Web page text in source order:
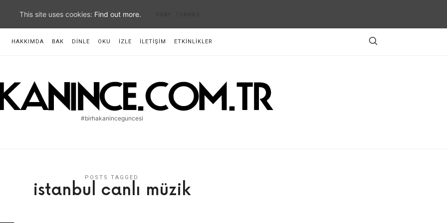
HAKKIMDA BAK DINLE OKU İZLE İLETIŞIM ETKINLIKLER
#birhakaninceguncesi
POSTS TAGGED
istanbul canlı müzik
This site uses cookies: Find out more.